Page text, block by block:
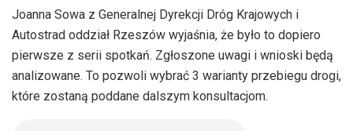
Joanna Sowa z Generalnej Dyrekcji Dróg Krajowych i
Autostrad oddział Rzeszów wyjaśnia, że było to dopiero
pierwsze z serii spotkań. Zgłoszone uwagi i wnioski będą
analizowane. To pozwoli wybrać 3 warianty przebiegu drogi,
które zostaną poddane dalszym konsultacjom.